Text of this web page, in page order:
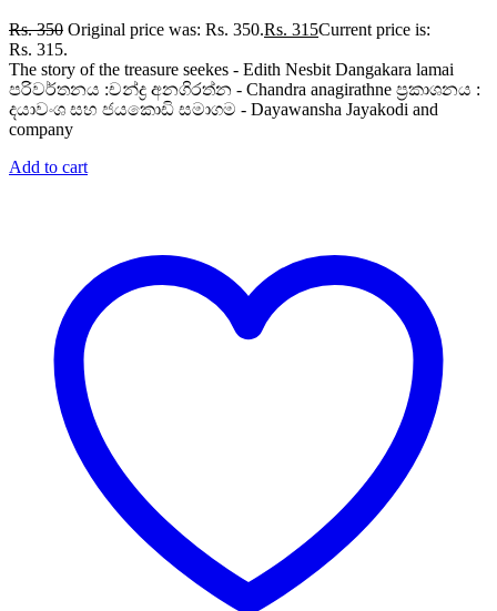
Rs.350 Original price was: Rs. 350.Rs. 315Current price is:
Rs. 315.
The story of the treasure seekes - Edith Nesbit Dangakara lamai
පරිවර්තනය :චන්ද්‍ර අනගිරත්න - Chandra anagirathne ප්‍රකාශනය :
දයාවංශ සහ ජයකොඩි සමාගම - Dayawansha Jayakodi and
company
Add to cart